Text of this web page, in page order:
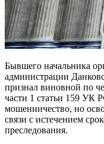
Бывшего начальника
администрации
признал виновной по
части 1 статьи 159 УК
мошенничество, но
связи с истечением
преследования.